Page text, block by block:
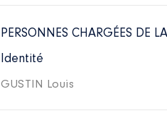
PERSONNES CHARGÉES DE
Identité
GUSTIN Louis